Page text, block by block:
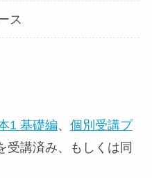
ス
1 基礎編、 個別受講プ
受講済み、もしくは同